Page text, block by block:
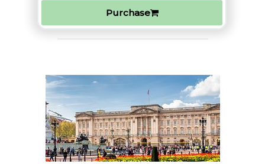
Purchase